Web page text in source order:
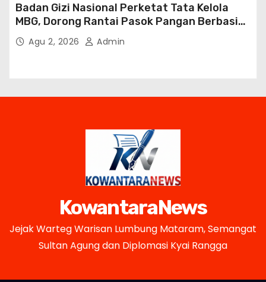
Badan Gizi Nasional Perketat Tata Kelola
MBG, Dorong Rantai Pasok Pangan Berbasis
Petani Lokal
Agu 2, 2026 Admin
KowantaraNews
Jejak Warteg Warisan Lumbung Mataram, Semangat
Sultan Agung dan Diplomasi Kyai Rangga